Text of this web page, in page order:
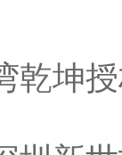
乾坤